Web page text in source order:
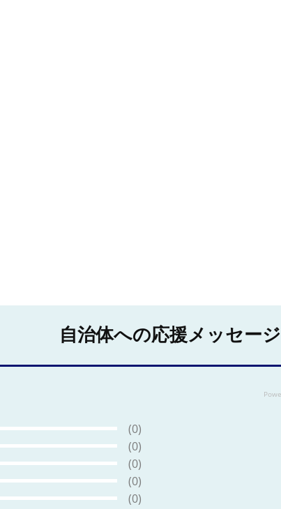
自治体への応援メッセージ
(0)
(0)
(0)
(0)
(0)